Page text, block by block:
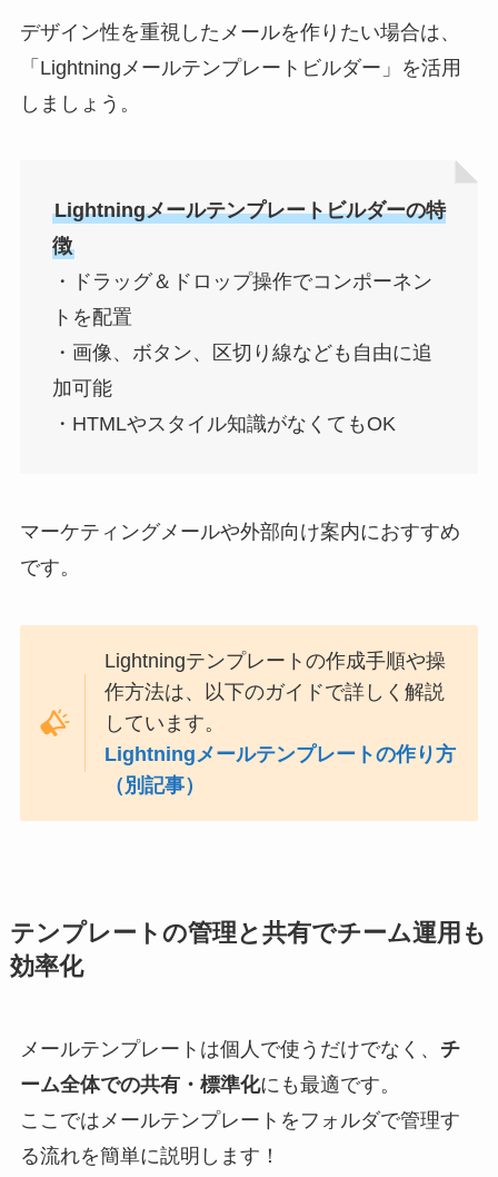
デザイン性を重視したメールを作りたい場合は、
「Lightningメールテンプレートビルダー」を活用
しましょう。
Lightningメールテンプレートビルダーの特
徴
・ドラッグ＆ドロップ操作でコンポーネン
トを配置
・画像、ボタン、区切り線なども自由に追
加可能
・HTMLやスタイル知識がなくてもOK
マーケティングメールや外部向け案内におすすめ
です。
Lightningテンプレートの作成手順や操
作方法は、以下のガイドで詳しく解説
しています。
Lightningメールテンプレートの作り方
（別記事）
テンプレートの管理と共有でチーム運用も
効率化
メールテンプレートは個人で使うだけでなく、 チ
ーム全体での共有・標準化にも最適です。
ここではメールテンプレートをフォルダで管理す
る流れを簡単に説明します！